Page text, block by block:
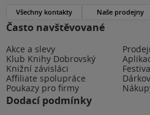
Často navštěvované
Akce a slevy
Klub Knihy Dobrovský
Knižní závisláci
Affiliate spolupráce
Poukazy pro firmy
Dodací podmínky
Všechny kontakty Naše prodejny